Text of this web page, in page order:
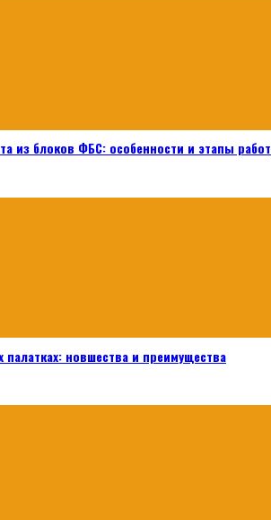
из блоков ФБС: особенности и этапы работ
новшества и преимущества